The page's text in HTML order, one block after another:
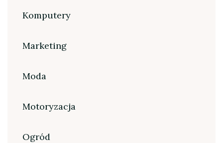
Komputery
Marketing
Moda
Motoryzacja
Ogród